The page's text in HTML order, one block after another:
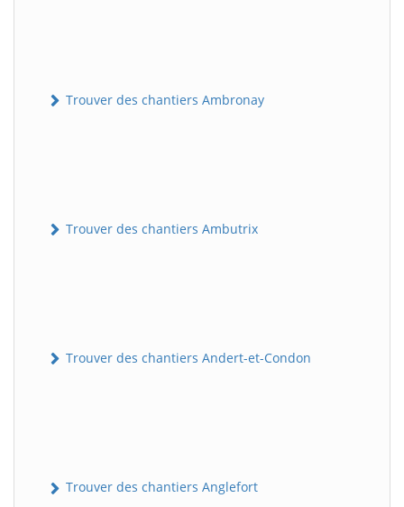
Trouver des chantiers Ambronay
Trouver des chantiers Ambutrix
Trouver des chantiers Andert-et-Condon
Trouver des chantiers Anglefort